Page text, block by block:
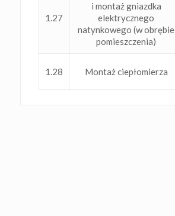
1.27
i montaż gniazdka
elektrycznego
natynkowego (w obrębie
pomieszczenia)
1.28 Montaż ciepłomierza